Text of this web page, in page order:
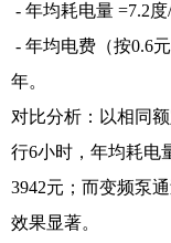
- 年均耗电量 =7.2度
- 年均电费（按0.6
年。
对比分析：以相同
行6小时，年均耗电
3942元；而变频泵
效果显著。